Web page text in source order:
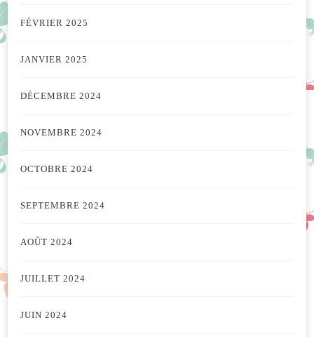
FÉVRIER 2025
JANVIER 2025
DÉCEMBRE 2024
NOVEMBRE 2024
OCTOBRE 2024
SEPTEMBRE 2024
AOÛT 2024
JUILLET 2024
JUIN 2024